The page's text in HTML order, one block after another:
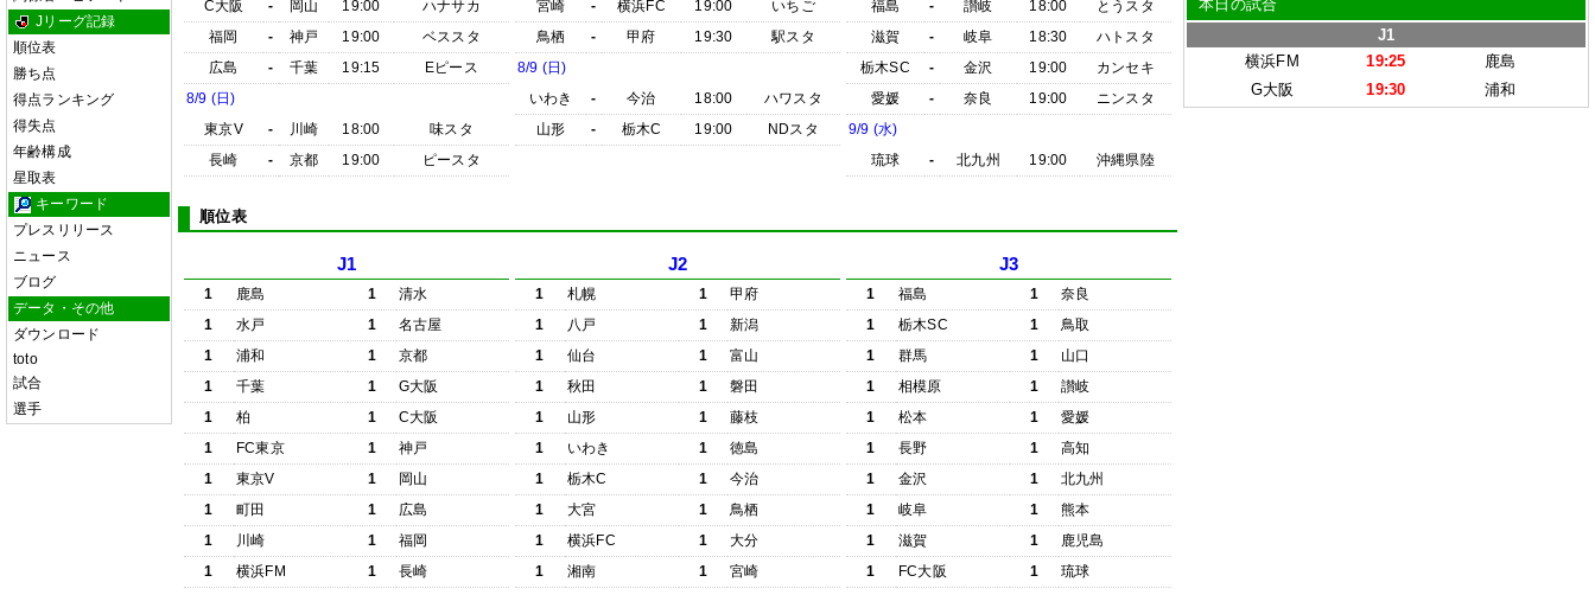
Jリーグ記録
順位表
勝ち点
得点ランキング
得失点
年齢構成
星取表
キーワード
プレスリリース
ニュース
ブログ
データ・その他
ダウンロード
toto
試合
選手
C大阪
- 岡山 19:00
ハナサカ
福岡
- 神戸 19:00
ベススタ
広島
- 千葉 19:15
Eピース
8/9 (日)
東京V
- 川崎 18:00
味スタ
長崎
- 京都 19:00 ピースタ
宮崎
- 横浜FC 19:00
いちご
鳥栖
- 甲府 19:30
駅スタ
8/9 (日)
いわき
- 今治 18:00
ハワスタ
山形
- 栃木C 19:00 NDスタ
福島
- 讃岐 18:00
とうスタ
滋賀
- 岐阜 18:30
ハトスタ
栃木SC
- 金沢 19:00
カンセキ
愛媛
- 奈良 19:00
ニンスタ
9/9 (水)
琉球
- 北九州 19:00 沖縄県陸
順位表
J1
1 鹿島 1
清水
1
水戸 1
名古屋
1
浦和 1
京都
1
千葉 1
G大阪
1
柏 1
C大阪
1
FC東京 1
神戸
1
東京V 1
岡山
1
町田 1
広島
1
川崎 1
福岡
1
横浜FM 1 長崎
J2
1 札幌 1
甲府
1
八戸 1
新潟
1
仙台 1
富山
1
秋田 1
磐田
1
山形 1
藤枝
1
いわき 1
徳島
1
栃木C 1
今治
1
大宮 1
鳥栖
1
横浜FC 1
大分
1
湘南 1 宮崎
J3
1 福島 1
奈良
1
栃木SC 1
鳥取
1
群馬 1
山口
1
相模原 1
讃岐
1
松本 1
愛媛
1
長野 1
高知
1
金沢 1
北九州
1
岐阜 1
熊本
1
滋賀 1
鹿児島
1
FC大阪 1 琉球
本日の試合
J1
横浜FM
19:25
鹿島
G大阪
19:30 浦和